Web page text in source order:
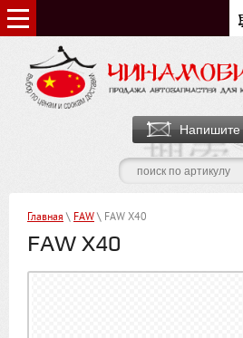
Напишите
Главная \ FАW \ FAW X40
FAW X40